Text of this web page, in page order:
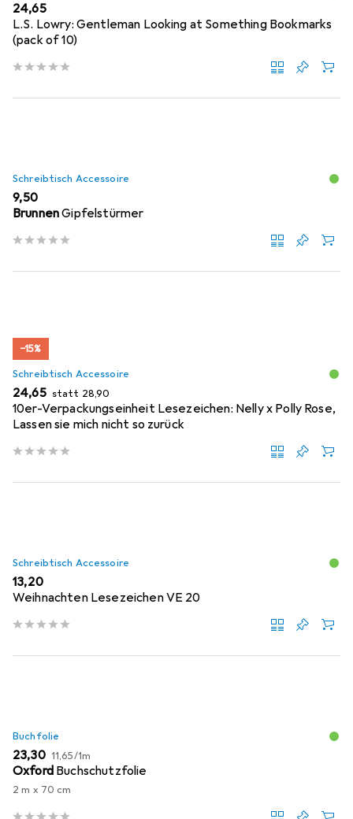
EUR
24,65
L.S. Lowry: Gentleman Looking at Something Bookmarks
(pack of 10)
Schreibtisch Accessoire
EUR
9,50
BrunnenGipfelstürmer
−15%
Schreibtisch Accessoire
EUR
24,65 statt EUR
28,90
10er-Verpackungseinheit Lesezeichen: Nelly x Polly Rose,
Lassen sie mich nicht so zurück
Schreibtisch Accessoire
EUR
13,20
Weihnachten Lesezeichen VE 20
Buchfolie
EUR
23,30 EUR
11,65/1m
Oxford Buchschutzfolie
2 m x 70 cm